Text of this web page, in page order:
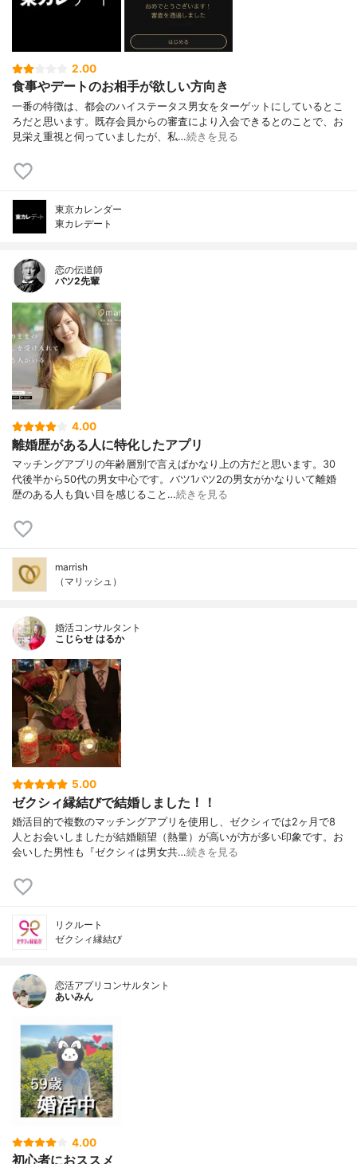
2.00
食事やデートのお相手が欲しい方向き
一番の特徴は、都会のハイステータス男女をターゲットにしているとこ
ろだと思います。既存会員からの審査により入会できるとのことで、お
見栄え重視と伺っていましたが、私…続きを見る
東京カレンダー
東カレデート
恋の伝道師
バツ2先輩
4.00
離婚歴がある人に特化したアプリ
マッチングアプリの年齢層別で言えばかなり上の方だと思います。30
代後半から50代の男女中心です。バツ1バツ2の男女がかなりいて離婚
歴のある人も負い目を感じること…続きを見る
marrish
（マリッシュ）
婚活コンサルタント
こじらせ はるか
5.00
ゼクシィ縁結びで結婚しました！！
婚活目的で複数のマッチングアプリを使用し、ゼクシィでは2ヶ月で8
人とお会いしましたが結婚願望（熱量）が高いが方が多い印象です。お
会いした男性も『ゼクシィは男女共…続きを見る
リクルート
ゼクシィ縁結び
恋活アプリコンサルタント
あいみん
4.00
初心者におススメ